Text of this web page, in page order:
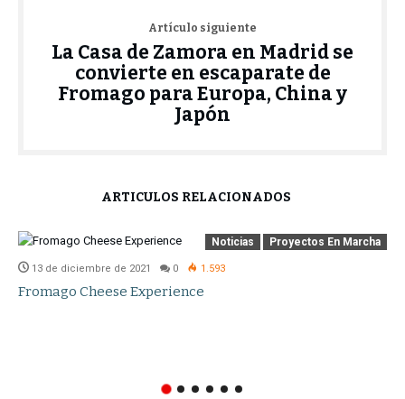
Artículo siguiente
La Casa de Zamora en Madrid se
convierte en escaparate de
Fromago para Europa, China y
Japón
ARTÍCULOS RELACIONADOS
Noticias Proyectos En Marcha
13 de diciembre de 2021 0 1.593
Fromago Cheese Experience